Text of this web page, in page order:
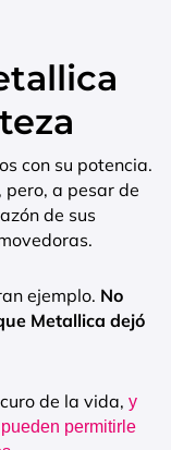
con su potencia.
a pesar de
de sus
ejemplo. No
Metallica dejó
de la vida, y
permitirle